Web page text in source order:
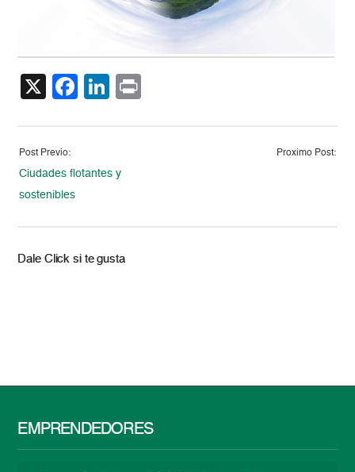
X Facebook
LinkedIn
Post Previo:
Ciudades flotantes y
sostenibles
Proximo Post:
Dale Click si te gusta
EMPRENDEDORES